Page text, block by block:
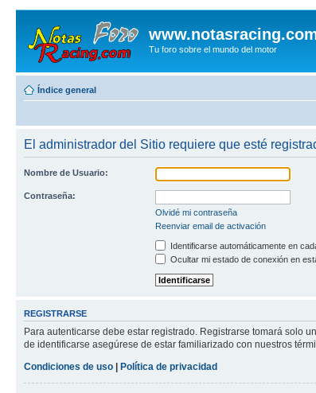
Tu foro sobre el mundo del motor
Índice general
El administrador del Sitio requiere que esté
Nombre de Usuario:
Contraseña:
Olvidé mi contraseña
Reenviar email de activación
Identificarse automáticamente en
Ocultar mi estado de conexión en
REGISTRARSE
Para autenticarse debe estar registrado. Registrarse tomará solo
de identificarse asegúrese de estar familiarizado con nuestros
Condiciones de uso
Política de privacidad